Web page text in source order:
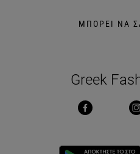
ΜΠΟΡΕΙ ΝΑ
Greek